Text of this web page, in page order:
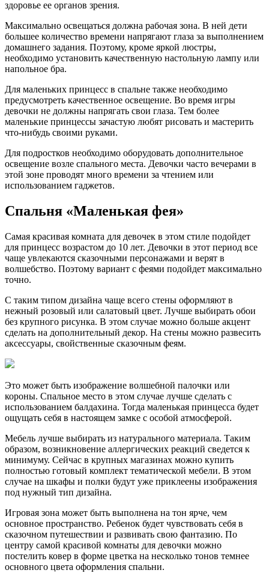
здоровье ее органов зрения.
Максимально освещаться должна рабочая зона. В ней дети
большее количество времени напрягают глаза за выполнением
домашнего задания. Поэтому, кроме яркой люстры,
необходимо установить качественную настольную лампу или
напольное бра.
Для маленьких принцесс в спальне также необходимо
предусмотреть качественное освещение. Во время игры
девочки не должны напрягать свои глаза. Тем более
маленькие принцессы зачастую любят рисовать и мастерить
что-нибудь своими руками.
Для подростков необходимо оборудовать дополнительное
освещение возле спального места. Девочки часто вечерами в
этой зоне проводят много времени за чтением или
использованием гаджетов.
Спальня «Маленькая фея»
Самая красивая комната для девочек в этом стиле подойдет
для принцесс возрастом до 10 лет. Девочки в этот период все
чаще увлекаются сказочными персонажами и верят в
волшебство. Поэтому вариант с феями подойдет максимально
точно.
С таким типом дизайна чаще всего стены оформляют в
нежный розовый или салатовый цвет. Лучше выбирать обои
без крупного рисунка. В этом случае можно больше акцент
сделать на дополнительный декор. На стены можно развесить
аксессуары, свойственные сказочным феям.
Это может быть изображение волшебной палочки или
короны. Спальное место в этом случае лучше сделать с
использованием балдахина. Тогда маленькая принцесса будет
ощущать себя в настоящем замке с особой атмосферой.
Мебель лучше выбирать из натурального материала. Таким
образом, возникновение аллергических реакций сведется к
минимуму. Сейчас в крупных магазинах можно купить
полностью готовый комплект тематической мебели. В этом
случае на шкафы и полки будут уже приклеены изображения
под нужный тип дизайна.
Игровая зона может быть выполнена на тон ярче, чем
основное пространство. Ребенок будет чувствовать себя в
сказочном путешествии и развивать свою фантазию. По
центру самой красивой комнаты для девочки можно
постелить ковер в форме цветка на несколько тонов темнее
основного цвета оформления спальни.